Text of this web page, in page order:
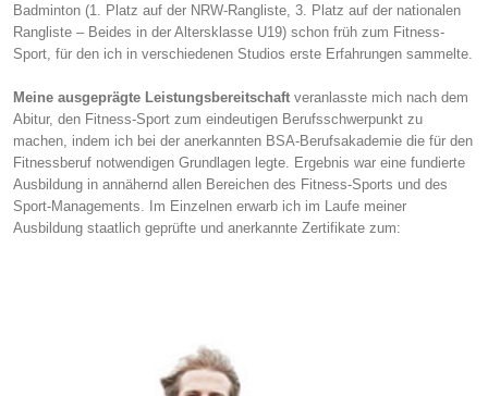
Badminton (1. Platz auf der NRW-Rangliste, 3. Platz auf der nationalen
Rangliste – Beides in der Altersklasse U19) schon früh zum Fitness-
Sport, für den ich in verschiedenen Studios erste Erfahrungen sammelte.
Meine ausgeprägte Leistungsbereitschaft veranlasste mich nach dem
Abitur, den Fitness-Sport zum eindeutigen Berufsschwerpunkt zu
machen, indem ich bei der anerkannten BSA-Berufsakademie die für den
Fitnessberuf notwendigen Grundlagen legte. Ergebnis war eine fundierte
Ausbildung in annähernd allen Bereichen des Fitness-Sports und des
Sport-Managements. Im Einzelnen erwarb ich im Laufe meiner
Ausbildung staatlich geprüfte und anerkannte Zertifikate zum: